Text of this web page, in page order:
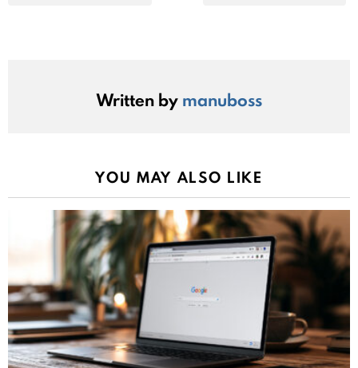
Written by manuboss
YOU MAY ALSO LIKE